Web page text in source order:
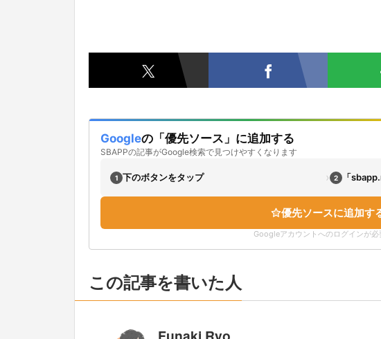
Googleの「優先ソース」に追加する
SBAPPの記事がGoogle検索で見つけやすくなります
1 下のボタンをタップ › 2 「
優先ソースに追加す
Googleアカウントへのログインが必
この記事を書いた人